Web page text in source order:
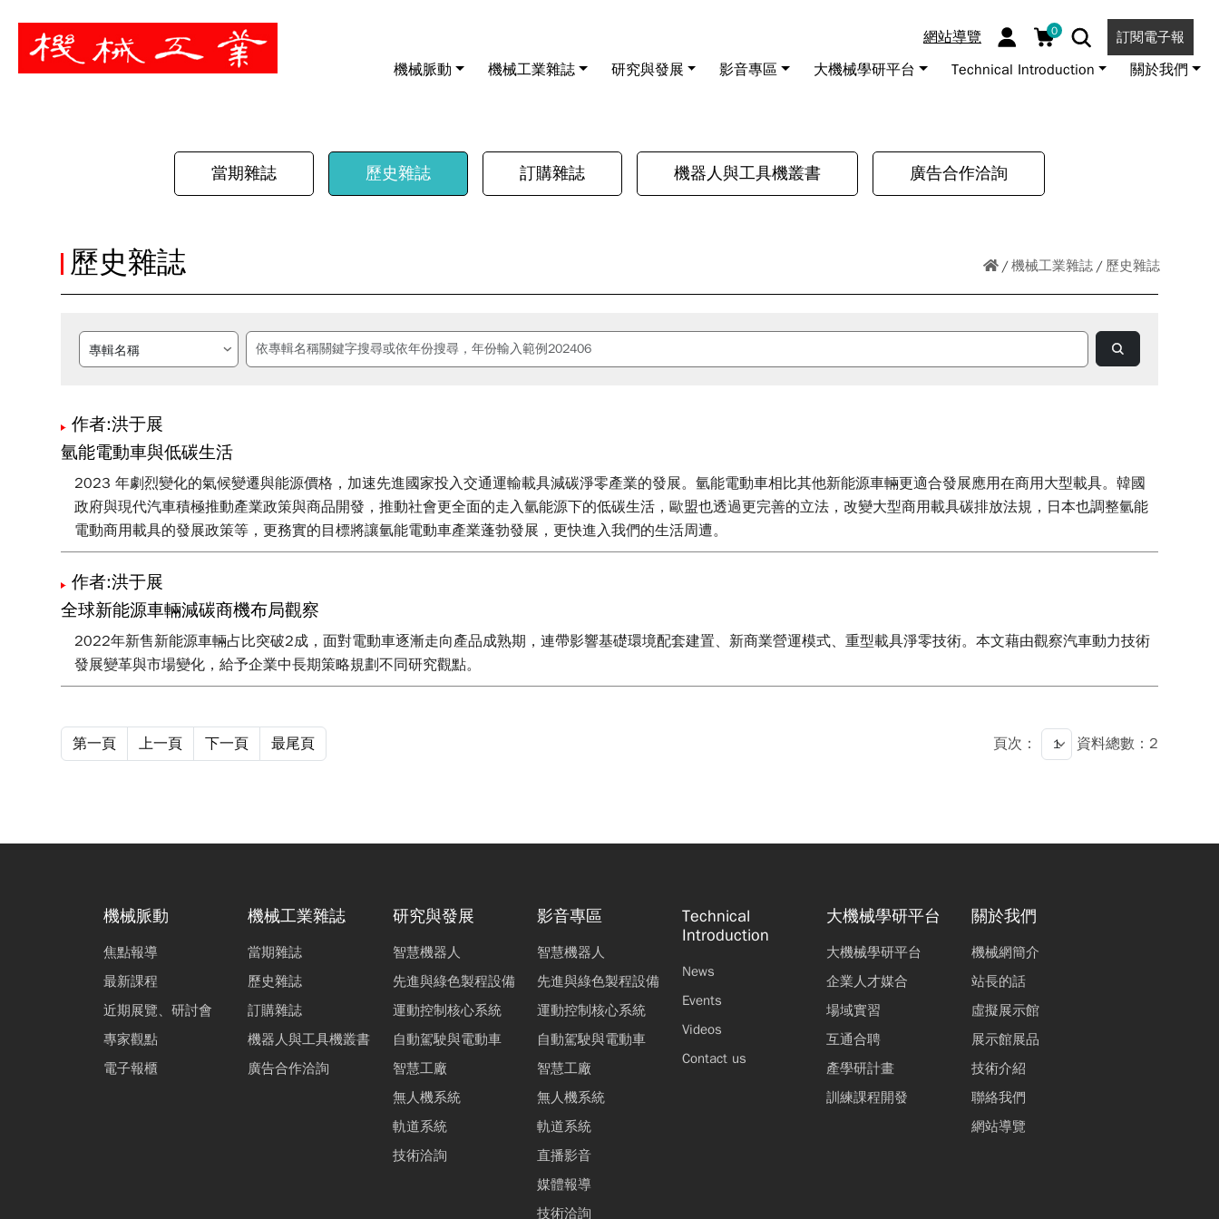
網站導覽 0 訂閱電子報
機械脈動 機械工業雜誌 研究與發展 影音專區 大機械學研平台 Technical Introduction 關於我們
暫停
當期雜誌 歷史雜誌 訂購雜誌 機器人與工具機叢書 廣告合作洽詢
機械工業雜誌 歷史雜誌
歷史雜誌
作者:洪于展
氫能電動車與低碳生活
2023 年劇烈變化的氣候變遷與能源價格，加速先進國家投入交通運輸載具減碳淨零產業的發展。氫能電動車相比其他新能源車輛更適合發展應用在商用大型載具。韓國
政府與現代汽車積極推動產業政策與商品開發，推動社會更全面的走入氫能源下的低碳生活，歐盟也透過更完善的立法，改變大型商用載具碳排放法規，日本也調整氫能
電動商用載具的發展政策等，更務實的目標將讓氫能電動車產業蓬勃發展，更快進入我們的生活周遭。
作者:洪于展
全球新能源車輛減碳商機布局觀察
2022年新售新能源車輛占比突破2成，面對電動車逐漸走向產品成熟期，連帶影響基礎環境配套建置、新商業營運模式、重型載具淨零技術。本文藉由觀察汽車動力技術
發展變革與市場變化，給予企業中長期策略規劃不同研究觀點。
第一頁 上一頁 下一頁 最尾頁 頁次： 資料總數：2
機械脈動
焦點報導
最新課程
近期展覽、研討會
專家觀點
電子報櫃
機械工業雜誌
當期雜誌
歷史雜誌
訂購雜誌
機器人與工具機叢書
廣告合作洽詢
研究與發展
智慧機器人
先進與綠色製程設備
運動控制核心系統
自動駕駛與電動車
智慧工廠
無人機系統
軌道系統
技術洽詢
影音專區
智慧機器人
先進與綠色製程設備
運動控制核心系統
自動駕駛與電動車
智慧工廠
無人機系統
軌道系統
直播影音
媒體報導
技術洽詢
Technical
Introduction
News
Events
Videos
Contact us
大機械學研平台
大機械學研平台
企業人才媒合
場域實習
互通合聘
產學研計畫
訓練課程開發
關於我們
機械網簡介
站長的話
虛擬展示館
展示館展品
技術介紹
聯絡我們
網站導覽